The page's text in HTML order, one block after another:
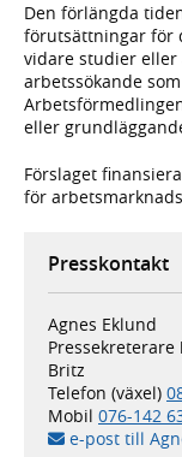
Den förlängda
förutsättningar för
vidare studier eller
arbetssökande
eller
Förslaget
för
Presskontakt
Agnes Eklund
Britz
Telefon (växel)
Mobil 076-142
e-post till